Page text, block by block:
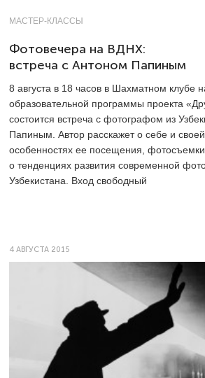
МАСТЕР-КЛАССЫ
Фотовечера на ВДНХ:
встреча с Антоном Папиным
8 августа в 18 часов в Шахматном клубе
образовательной программы проекта
состоится встреча с фотографом из
Папиным. Автор расскажет о себе и
особенностях ее посещения,
о тенденциях развития современной
Узбекистана. Вход свободный
4 АВГУСТА 2015